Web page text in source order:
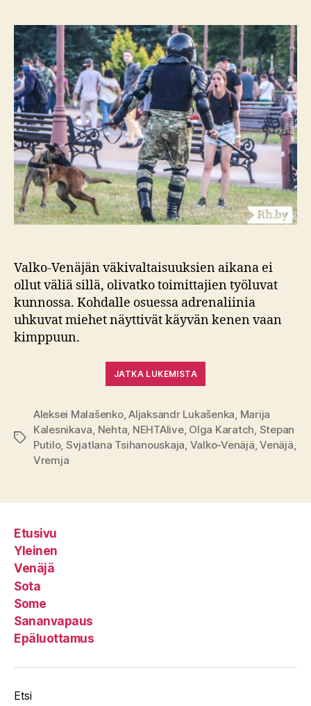
Valko-Venäjän väkivaltaisuuksien aikana ei
ollut väliä sillä, olivatko toimittajien työluvat
kunnossa. Kohdalle osuessa adrenaliinia
uhkuvat miehet näyttivät käyvän kenen vaan
kimppuun.
JATKA LUKEMISTA
Avainsanat
Aleksei Malašenko,Aljaksandr Lukašenka Marija
Kalesnikava Nehta NEHTAlive, Olga Karatch Stepan
Putilo, Svjatlana Tsihanouskaja Valko-Venäjä ,Venäjä
Vremja
Etusivu
Yleinen
Venäjä
Sota
Some
Sananvapaus
Epäluottamus
Etsi